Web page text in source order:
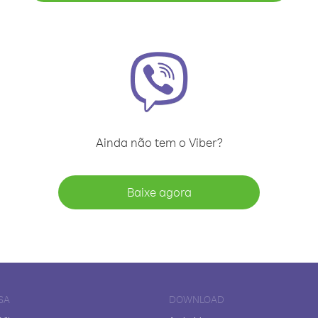
Ainda não tem o Viber?
Baixe agora
DOWNLOAD